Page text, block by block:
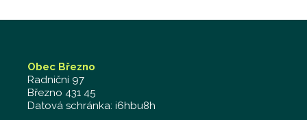
Obec Březno
Radniční 97
Březno 431 45
Datová schránka: i6hbu8h